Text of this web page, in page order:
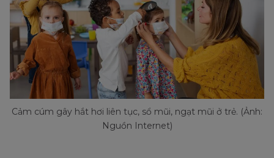
Cảm cúm gây hắt hơi liên tục, sổ mũi, ngạt mũi ở trẻ. (Ảnh:
Nguồn Internet)